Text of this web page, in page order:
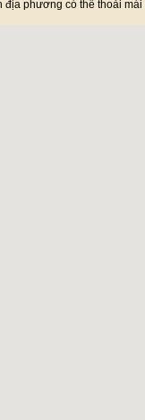
phương có thể thoải